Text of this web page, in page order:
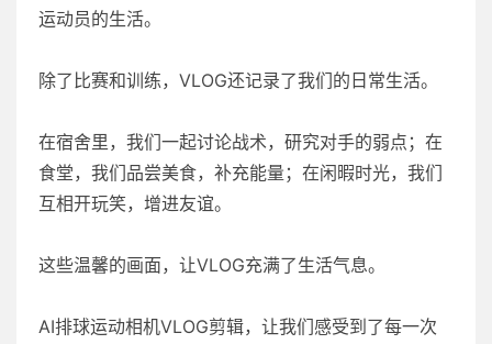
运动员的生活。
除了比赛和训练，VLOG还记录了我们的日常生活。
在宿舍里，我们一起讨论战术，研究对手的弱点；在
食堂，我们品尝美食，补充能量；在闲暇时光，我们
互相开玩笑，增进友谊。
这些温馨的画面，让VLOG充满了生活气息。
AI排球运动相机VLOG剪辑，让我们感受到了每一次